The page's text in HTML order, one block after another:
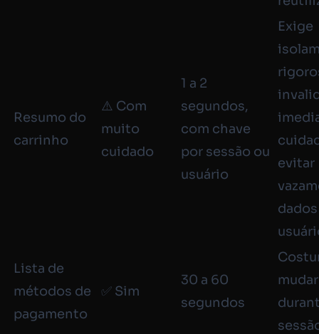
Resumo do
carrinho
⚠️ Com
muito
cuidado
1 a 2
segundos,
com chave
por sessão ou
usuário
Exige
evitar
Lista de
métodos de
pagamento
✅ Sim
30 a 60
segundos